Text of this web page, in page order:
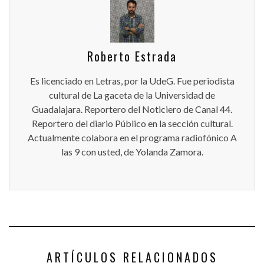
Roberto Estrada
Es licenciado en Letras, por la UdeG. Fue periodista
cultural de La gaceta de la Universidad de
Guadalajara. Reportero del Noticiero de Canal 44.
Reportero del diario Público en la sección cultural.
Actualmente colabora en el programa radiofónico A
las 9 con usted, de Yolanda Zamora.
ARTÍCULOS RELACIONADOS